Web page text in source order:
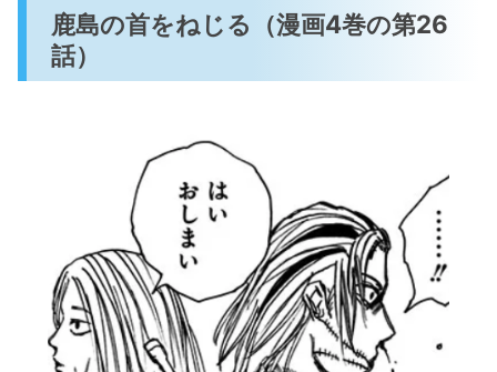
鹿島の首をねじる（漫画4巻の第26
話）